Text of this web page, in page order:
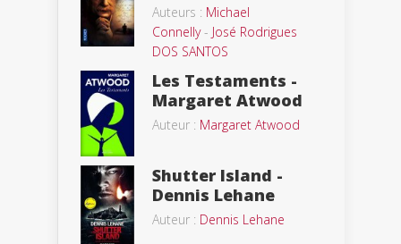
Auteurs : Michael
Connelly- José Rodrigues
DOS SANTOS
Les Testaments -
Margaret Atwood
Auteur : Margaret Atwood
Shutter Island -
Dennis Lehane
Auteur : Dennis Lehane